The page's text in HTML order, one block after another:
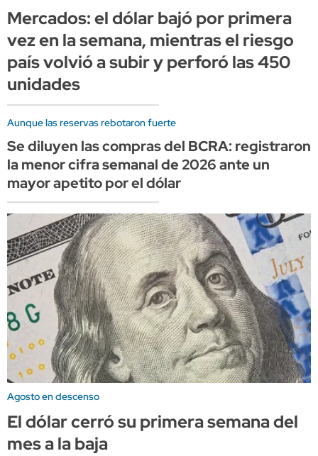
Mercados: el dólar bajó por primera
vez en la semana, mientras el riesgo
país volvió a subir y perforó las 450
unidades
Aunque las reservas rebotaron fuerte
Se diluyen las compras del BCRA: registraron
la menor cifra semanal de 2026 ante un
mayor apetito por el dólar
Agosto en descenso
El dólar cerró su primera semana del
mes a la baja